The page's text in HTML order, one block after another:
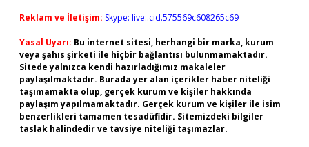
Reklam ve İletişim: Skype: live:.cid.575569c608265c69
Yasal Uyarı: Bu internet sitesi, herhangi bir marka, kurum
veya şahıs şirketi ile hiçbir bağlantısı bulunmamaktadır.
Sitede yalnızca kendi hazırladığımız makaleler
paylaşılmaktadır. Burada yer alan içerikler haber niteliği
taşımamakta olup, gerçek kurum ve kişiler hakkında
paylaşım yapılmamaktadır. Gerçek kurum ve kişiler ile isim
benzerlikleri tamamen tesadüfidir. Sitemizdeki bilgiler
taslak halindedir ve tavsiye niteliği taşımazlar.